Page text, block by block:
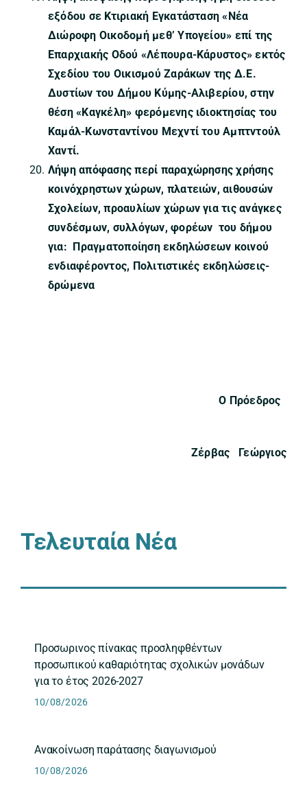
εξόδου σε Κτιριακή Εγκατάσταση «Νέα
Διώροφη Οικοδομή μεθ’ Υπογείου» επί της
Επαρχιακής Οδού «Λέπουρα-Κάρυστος» εκτός
Σχεδίου του Οικισμού Ζαράκων της Δ.Ε.
Δυστίων του Δήμου Κύμης-Αλιβερίου, στην
θέση «Καγκέλη» φερόμενης ιδιοκτησίας του
Καμάλ-Κωνσταντίνου Μεχντί του Αμπτντούλ
Χαντί.
Λήψη απόφασης περί παραχώρησης χρήσης
κοινόχρηστων χώρων, πλατειών, αιθουσών
Σχολείων, προαυλίων χώρων για τις ανάγκες
συνδέσμων, συλλόγων, φορέων του δήμου
για: Πραγματοποίηση εκδηλώσεων κοινού
ενδιαφέροντος, Πολιτιστικές εκδηλώσεις-
δρώμενα
Ο Πρόεδρος
Ζέρβας Γεώργιος
Τελευταία Νέα
Προσωρινος πίνακας προσληφθέντων
προσωπικού καθαριότητας σχολικών μονάδων
για το έτος 2026-2027
10/08/2026
Ανακοίνωση παράτασης διαγωνισμού
10/08/2026